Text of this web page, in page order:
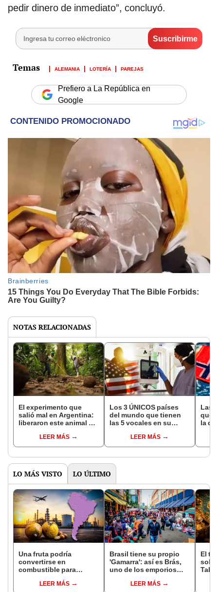
pedir dinero de inmediato”, concluyó.
ALEMANIA LOTERÍA PAREJAS
Prefiero a La República en
Google
NOTAS RELACIONADAS
El experimento que
salió mal en Argentina:
liberaron este animal y
bosques milenarios de
la Patagonia
LEER MÁS
Los 3 ÚNICOS países
del mundo que tienen
las 5 vocales en su
con unoLEER MÁS
Las
que
la de
LO MÁS VISTO LO ÚLTIMO
Una fruta podría
convertirse en
combustible para
América Latina invertirá
LEER MÁS
Brasil tiene su propio
'Gamarra': así es Brás,
uno de los emporios
Latinoamérica
LEER MÁS
El